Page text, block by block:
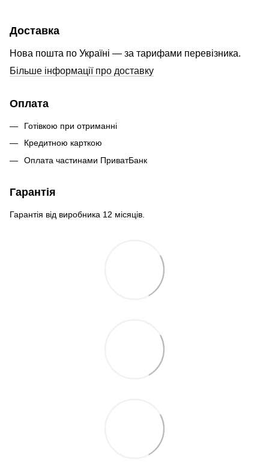
Доставка
Нова пошта по Україні — за тарифами перевізника.
Більше інформації про доставку
Оплата
Готівкою при отриманні
Кредитною карткою
Оплата частинами ПриватБанк
Гарантія
Гарантія від виробника 12 місяців.